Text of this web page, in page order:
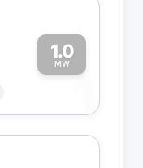
1.0
MW
1